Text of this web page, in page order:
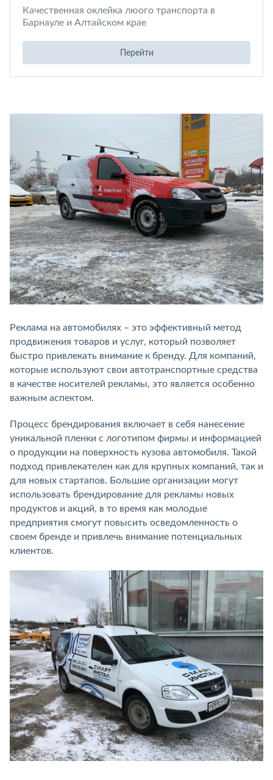
Качественная оклейка люого транспорта в
Барнауле и Алтайском крае
Перейти
Реклама на автомобилях – это эффективный метод
продвижения товаров и услуг, который позволяет
быстро привлекать внимание к бренду. Для компаний,
которые используют свои автотранспортные средства
в качестве носителей рекламы, это является особенно
важным аспектом.
Процесс брендирования включает в себя нанесение
уникальной пленки с логотипом фирмы и информацией
о продукции на поверхность кузова автомобиля. Такой
подход привлекателен как для крупных компаний, так и
для новых стартапов. Большие организации могут
использовать брендирование для рекламы новых
продуктов и акций, в то время как молодые
предприятия смогут повысить осведомленность о
своем бренде и привлечь внимание потенциальных
клиентов.